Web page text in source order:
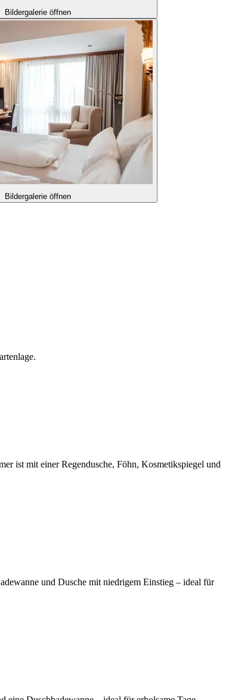
Bildergalerie öffnen
Bildergalerie öffnen
ist mit einer Regendusche, Föhn, Kosmetikspiegel und
und Dusche mit niedrigem Einstieg – ideal für